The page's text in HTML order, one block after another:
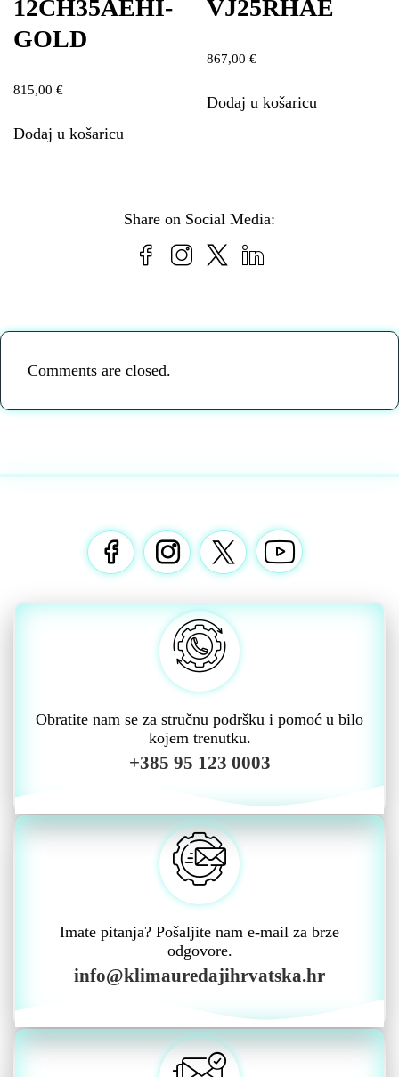
12CH35AEHI-
GOLD
815,00 €
Dodaj u košaricu
VJ25RHAE
867,00€
Dodaj u košaricu
Share on Social Media:
Comments are closed.
Obratite nam se za stručnu podršku i pomoć u bilo
kojem trenutku.
+385 95 123 0003
Imate pitanja? Pošaljite nam e-mail za brze
odgovore.
info@klimauredajihrvatska.hr